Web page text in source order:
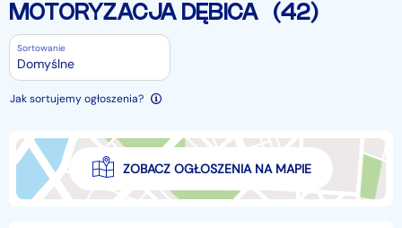
MOTORYZACJA DĘBICA (42)
Sortowanie
Domyślne
Jak sortujemy ogłoszenia?
ZOBACZ OGŁOSZENIA NA MAPIE